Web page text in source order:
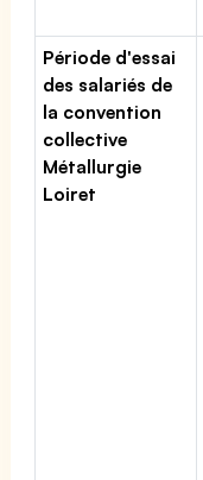
Période d'essai
des salariés de
la convention
collective
Métallurgie
Loiret